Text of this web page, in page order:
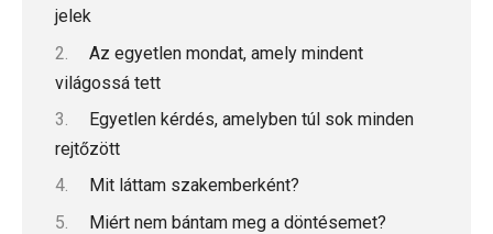
jelek
Az egyetlen mondat, amely mindent
világossá tett
Egyetlen kérdés, amelyben túl sok minden
rejtőzött
Mit láttam szakemberként?
Miért nem bántam meg a döntésemet?